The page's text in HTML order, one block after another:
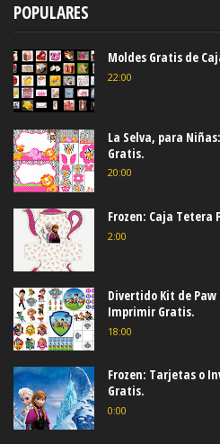
POPULARES
Moldes Gratis de
22:00
La Selva, para
Gratis.
20:00
Frozen: Caja
2:00
Divertido Kit de
Imprimir Gratis.
18:00
Frozen: Tarjetas o
Gratis.
0:00